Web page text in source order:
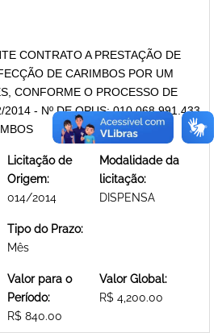
CONTRATO A PRESTAÇÃO DE
DE CARIMBOS POR UM
CONFORME O PROCESSO DE
2014 - Nº DE OPUS: 010.068.991.433
Licitação de
Origem:
014/2014
Modalidade da
licitação:
DISPENSA
Tipo do Prazo:
Mês
Valor para o
Período:
R$ 840.00
Valor Global:
R$ 4,200.00